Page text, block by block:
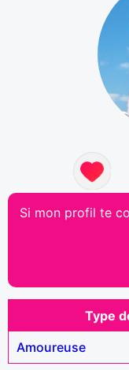
Si mon profil te
Type
Amoureuse